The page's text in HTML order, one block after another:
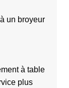
un broyeur
à table
plus